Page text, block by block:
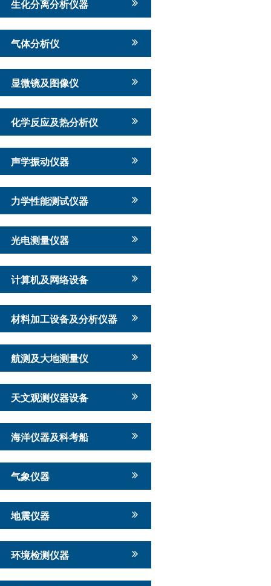
生化分离分析仪器
气体分析仪
显微镜及图像仪
化学反应及热分析仪
声学振动仪器
力学性能测试仪器
光电测量仪器
计算机及网络设备
材料加工设备及分析仪器
航测及大地测量仪
天文观测仪器设备
海洋仪器及科考船
气象仪器
地震仪器
环境检测仪器